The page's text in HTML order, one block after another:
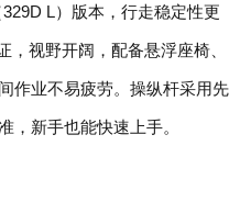
L）版本，行走稳定性更
视野开阔，配备悬浮座椅、
作业不易疲劳。操纵杆采用先
，新手也能快速上手。